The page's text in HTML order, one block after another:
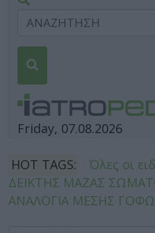
Friday, 07.08.2026
HOT TAGS:
Όλες οι
ΔΕΙΚΤΗΣ ΜΑΖΑΣ
ΑΝΑΛΟΓΙΑ ΜΕΣΗΣ